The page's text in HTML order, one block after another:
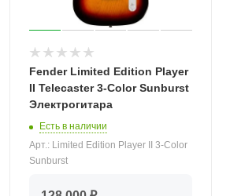
Fender Limited Edition Player
II Telecaster 3-Color Sunburst
Электрогитара
Есть в наличии
Арт.: Limited Edition Player II 3-Color
Sunburst